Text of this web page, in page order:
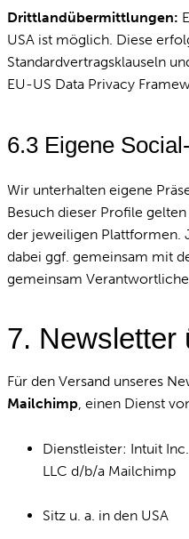
Drittlandübermittlungen:
USA ist möglich. Diese
Standardvertragsklauseln
EU-US Data Privacy
6.3 Eigene
Wir unterhalten eigene
Besuch dieser Profile
der jeweiligen Plattformen.
dabei ggf. gemeinsam mit
gemeinsam Verantwortliche
7. Newsletter
Für den Versand unseres
Mailchimp, einen Dienst
Dienstleister: Intuit
LLC d/b/a Mailchimp
Sitz u. a. in den USA